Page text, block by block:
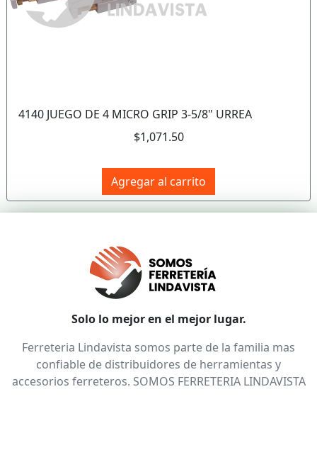
4140 JUEGO DE 4 MICRO GRIP 3-5/8" URREA
$1,071.50
Agregar al carrito
Solo lo mejor en el mejor lugar.
Ferreteria Lindavista somos parte de la familia mas
confiable de distribuidores de herramientas y
accesorios ferreteros. SOMOS FERRETERIA LINDAVISTA